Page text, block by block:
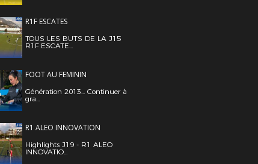
R1F ESCATES
TOUS LES BUTS DE LA J15
R1F ESCATE...
FOOT AU FEMININ
Génération 2013... Continuer à
gra...
R1 ALEO INNOVATION
Highlights J19 - R1 ALEO
INNOVATIO...